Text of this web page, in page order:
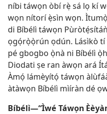
níbi táwọn òbí rẹ̀ sá lọ kí
wọn nítorí ẹ̀sìn wọn.
di Bíbélì táwọn
ọgọ́rọ̀ọ̀rún ọdún. Lásìkò tí
pé gbogbo ọ̀nà ni Bíbélì
Diodati ṣe ran àwọn ará
Àmọ́ lámèyítọ́ táwọn
àtàwọn Bíbélì mìíràn dé
Bíbélì—“Ìwé Táwọn